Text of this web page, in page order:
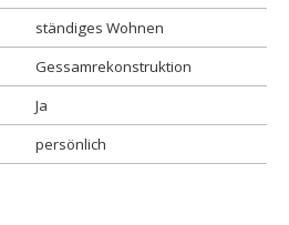
ständiges Wohnen
Gessamrekonstruktion
Ja
persönlich